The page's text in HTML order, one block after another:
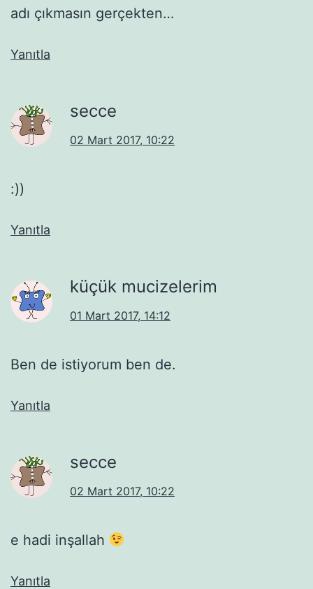
adı çıkmasın gerçekten…
Yanıtla
secce
02 Mart 2017, 10:22
:))
Yanıtla
küçük mucizelerim
01 Mart 2017, 14:12
Ben de istiyorum ben de.
Yanıtla
secce
02 Mart 2017, 10:22
e hadi inşallah
Yanıtla